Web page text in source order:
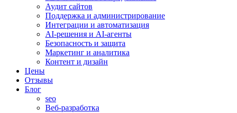
Аудит сайтов
Поддержка и администрирование
Интеграции и автоматизация
AI-решения и AI-агенты
Безопасность и защита
Маркетинг и аналитика
Контент и дизайн
Цены
Отзывы
Блог
seo
Веб-разработка